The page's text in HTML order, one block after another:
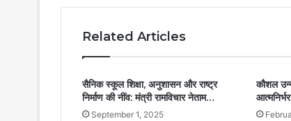
Related Articles
सैनिक स्कूल शिक्षा, अनुशासन और राष्ट्र
निर्माण की नींव: मंत्री रामविचार नेताम…
September 1, 2025
कौशल